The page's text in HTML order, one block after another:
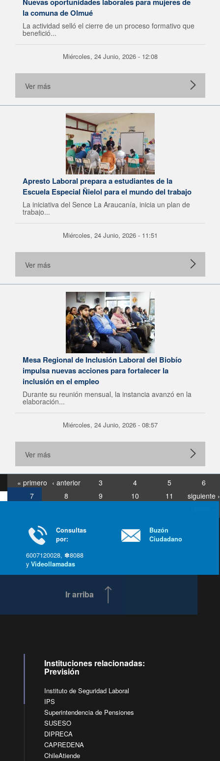
la comuna de Olmué
La actividad selló el cierre de un proceso formativo que
benefició...
Miércoles, 24 Junio, 2026 - 12:08
Ver más
Apresto Laboral prepara a estudiantes de la
Escuela Especial Ñielol para el mundo del trabajo
La iniciativa del Sence La Araucanía, inicia un plan de
trabajo...
Miércoles, 24 Junio, 2026 - 11:51
Ver más
Mesa Regional de Inclusión Laboral del Biobío
impulsa nuevas acciones para fortalecer la
inclusión en el empleo
Durante su reunión mensual, la instancia avanzó en la
elaboración...
Miércoles, 24 Junio, 2026 - 08:57
Ver más
« primero ‹ anterior 3 4 5
6
7
8 9 10 11
siguiente ›
Consultas
por:
6007120028, ✽8088
yVideollamadas
Buzón
Ciudadano
Ir arriba
Instituciones relacionadas:
Previsión
Instituto de Seguridad Laboral
IPS
Superintendencia de Pensiones
SUSESO
DIPRECA
CAPREDENA
ChileAtiende